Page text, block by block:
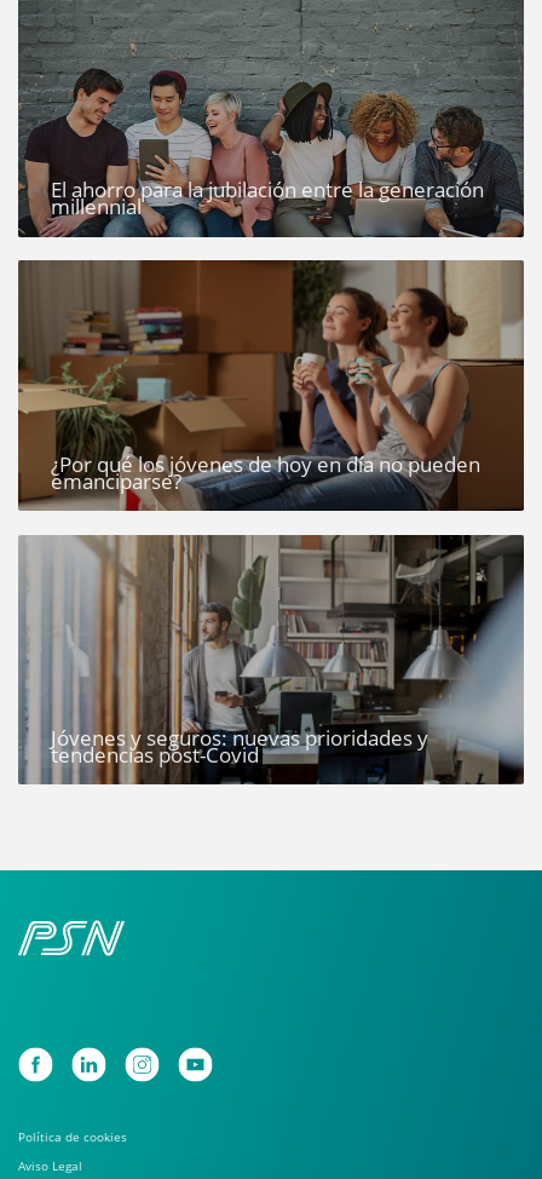
El ahorro para la jubilación entre la generación
millennial
¿Por qué los jóvenes de hoy en día no pueden
emanciparse?
Jóvenes y seguros: nuevas prioridades y
tendencias post-Covid
Política de cookies
Aviso Legal